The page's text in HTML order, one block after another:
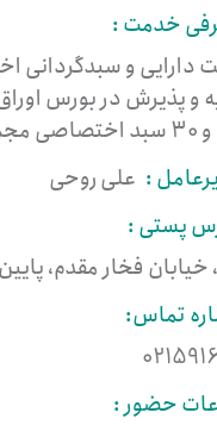
خدمت :
دارایی و سبدگردانی
ریال و .....
: علی روحی
پستی :
فخار مقدم، پایین‌تر
تماس:
حضور :